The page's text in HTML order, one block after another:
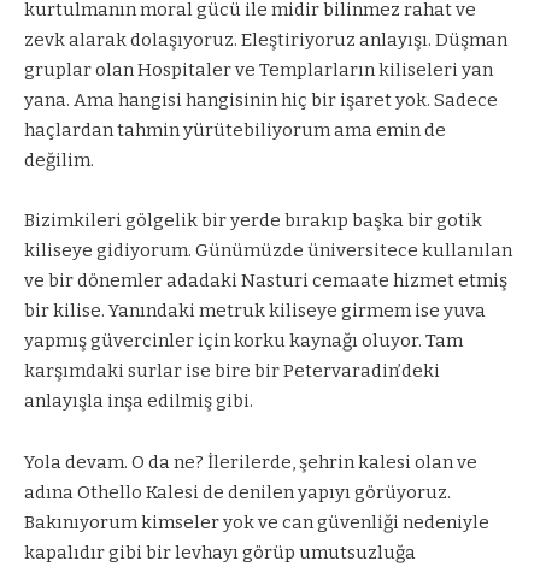
kurtulmanın moral gücü ile midir bilinmez rahat ve
zevk alarak dolaşıyoruz. Eleştiriyoruz anlayışı. Düşman
gruplar olan Hospitaler ve Templarların kiliseleri yan
yana. Ama hangisi hangisinin hiç bir işaret yok. Sadece
haçlardan tahmin yürütebiliyorum ama emin de
değilim.
Bizimkileri gölgelik bir yerde bırakıp başka bir gotik
kiliseye gidiyorum. Günümüzde üniversitece kullanılan
ve bir dönemler adadaki Nasturi cemaate hizmet etmiş
bir kilise. Yanındaki metruk kiliseye girmem ise yuva
yapmış güvercinler için korku kaynağı oluyor. Tam
karşımdaki surlar ise bire bir Petervaradin’deki
anlayışla inşa edilmiş gibi.
Yola devam. O da ne? İlerilerde, şehrin kalesi olan ve
adına Othello Kalesi de denilen yapıyı görüyoruz.
Bakınıyorum kimseler yok ve can güvenliği nedeniyle
kapalıdır gibi bir levhayı görüp umutsuzluğa